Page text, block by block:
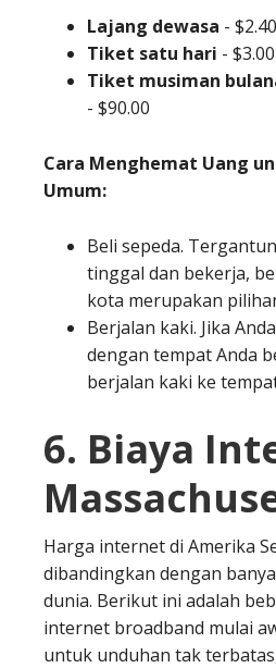
Lajang dewasa - $2.40
Tiket satu hari - $3.00
Tiket musiman
- $90.00
Cara Menghemat Uang
Umum:
Beli sepeda.
tinggal dan bekerja,
kota merupakan
Berjalan kaki. Jika
dengan tempat Anda
berjalan kaki ke
6. Biaya
Harga internet di Amerika
dibandingkan dengan
dunia. Berikut ini adalah
internet broadband mulai
untuk unduhan tak